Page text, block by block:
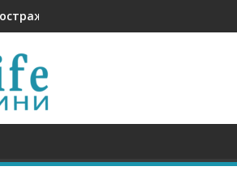
четверо людей